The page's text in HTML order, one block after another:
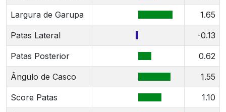
Largura de Garupa 1.65
Patas Lateral -0.13
Patas Posterior 0.62
Ângulo de Casco 1.55
Score Patas 1.10